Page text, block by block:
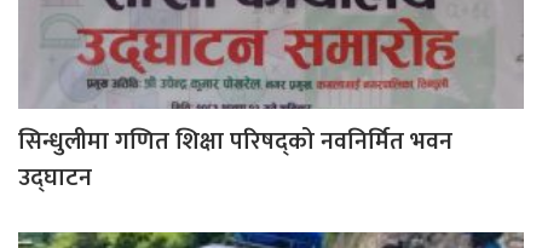
सिन्धुलीमा गणित शिक्षा परिषद्को नवनिर्मित भवन
उद्घाटन